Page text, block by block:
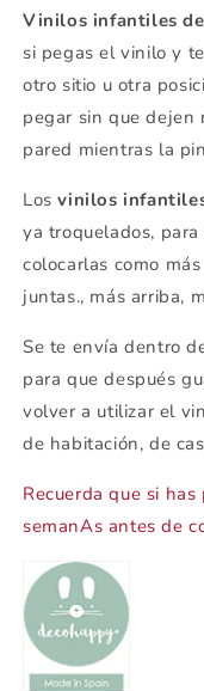
Vinilos infantiles
si pegas el vinilo y
otro sitio u otra
pegar sin que
pared mientras la
Losvinilos
ya troquelados,
colocarlas como
juntas., más arriba,
Se te envía dentro
para que después
volver a utilizar el
de habitación, de
Recuerda que si
semanAs antes de